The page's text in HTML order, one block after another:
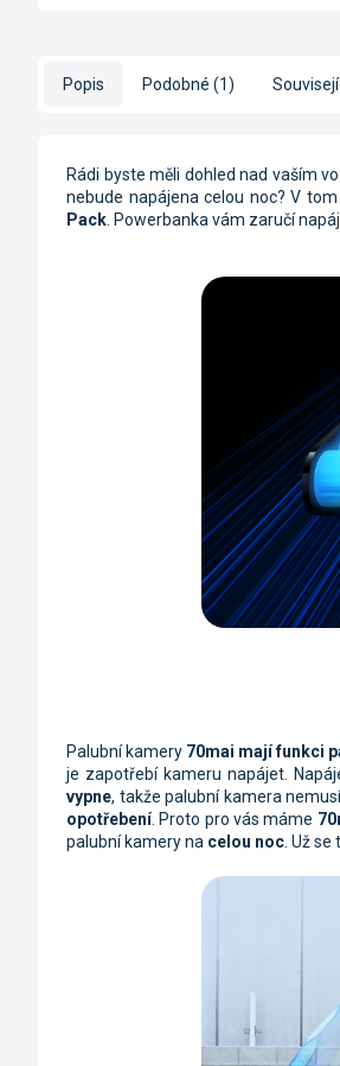
Popis Podobné (1)
Rádi byste měli dohled nad vaším
nebude napájena celou noc? V
Pack. Powerbanka vám zaručí
Palubní kamery 70mai mají funkci
je zapotřebí kameru napájet.
vypne, takže palubní kamera
opotřebení. Proto pro vás máme
palubní kamery na celou noc. Už se